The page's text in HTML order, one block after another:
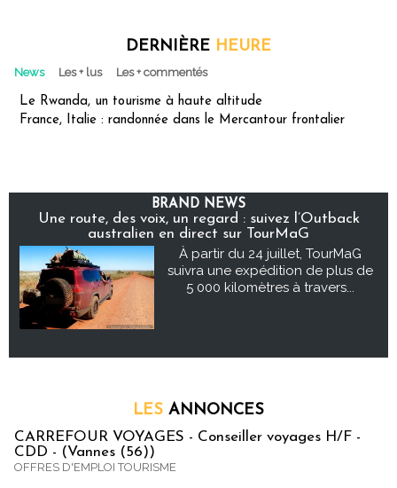
DERNIÈRE HEURE
News Les + lus Les + commentés
Le Rwanda, un tourisme à haute altitude
France, Italie : randonnée dans le Mercantour frontalier
BRAND NEWS
Une route, des voix, un regard : suivez l’Outback
australien en direct sur TourMaG
À partir du 24 juillet, TourMaG
suivra une expédition de plus de
5 000 kilomètres à travers...
LES ANNONCES
CARREFOUR VOYAGES - Conseiller voyages H/F -
CDD - (Vannes (56))
OFFRES D'EMPLOI TOURISME